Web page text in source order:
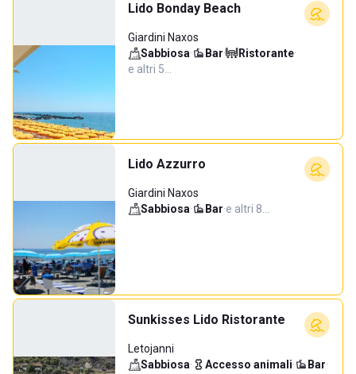
Lido Bonday Beach
Giardini Naxos
Sabbiosa· Bar· Ristorante·
e altri 5…
Lido Azzurro
Giardini Naxos
Sabbiosa· Bar·e altri 8…
Sunkisses Lido Ristorante
Letojanni
Sabbiosa· Accesso animali· Bar·